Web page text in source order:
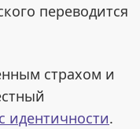
переводится
страхом и
идентичности.